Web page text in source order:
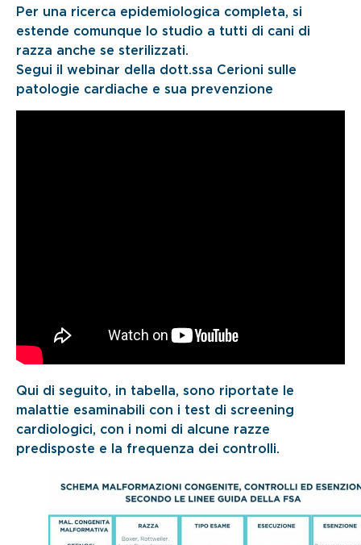
Per una ricerca epidemiologica completa, si
estende comunque lo studio a tutti di cani di
razza anche se sterilizzati.
Segui il webinar della dott.ssa Cerioni sulle
patologie cardiache e sua prevenzione
Qui di seguito, in tabella, sono riportate le
malattie esaminabili con i test di screening
cardiologici, con i nomi di alcune razze
predisposte e la frequenza dei controlli.